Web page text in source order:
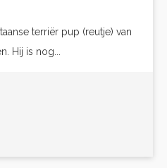
terriër pup (reutje) van
Hij is nog...